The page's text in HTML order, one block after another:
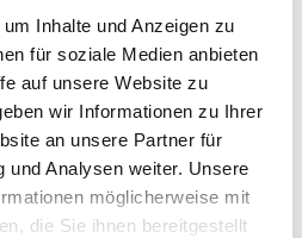
Inhalte und Anzeigen zu
für soziale Medien anbieten
auf unsere Website zu
wir Informationen zu Ihrer
an unsere Partner für
und Analysen weiter. Unsere
möglicherweise mit
die Sie ihnen bereitgestellt